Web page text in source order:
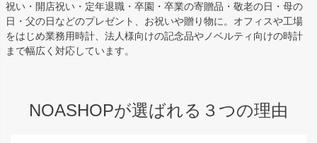
祝い・開店祝い・定年退職・卒園・卒業の寄贈品・敬老の日・母の
日・父の日などのプレゼント、お祝いや贈り物に。オフィスや工場
をはじめ業務用時計、法人様向けの記念品やノベルティ向けの時計
まで幅広く対応しています。
NOASHOPが選ばれる３つの理由